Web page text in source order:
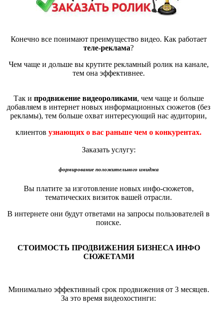
Конечно все понимают преимущество видео. Как работает
теле-реклама?
Чем чаще и дольше вы крутите рекламный ролик на канале,
тем она эффективнее.
Так и продвижение видеороликами, чем чаще и больше
добавляем в интернет новых информационных сюжетов (без
рекламы), тем больше охват интересующий нас аудитории,
клиентов узнающих о вас раньше чем о конкурентах.
Заказать услугу:
формирование положительного имиджа
Вы платите за изготовление новых инфо-сюжетов,
тематических визиток вашей отрасли.
В интернете они будут ответами на запросы пользователей в
поиске.
СТОИМОСТЬ ПРОДВИЖЕНИЯ БИЗНЕСА ИНФО
СЮЖЕТАМИ
Минимально эффективный срок продвижения от 3 месяцев.
За это время видеохостинги: